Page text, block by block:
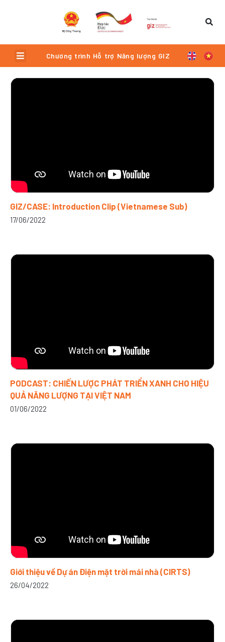
Menu Chương trình Hỗ trợ Năng lượng GIZ
GIZ/CASE: Introduction Clip (Vietnamese Sub)
17/06/2022
PODCAST: CHIẾN LƯỢC PHÁT TRIỂN XANH CHO HIỆU
QUẢ NĂNG LƯỢNG TẠI VIỆT NAM
01/06/2022
Giới thiệu về Dự án Điện mặt trời mái nhà (CIRTS)
26/04/2022
TrangTrangTrangTrangTrang